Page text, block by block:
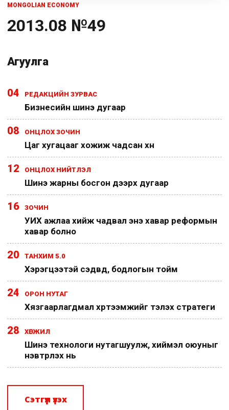
MONGOLIAN ECONOMY
2013.08 №49
Агуулга
04 РЕДАКЦИЙН ЗУРВАС
Бизнесийн шинэ дугаар
08 ОНЦЛОХ ЗОЧИН
Цаг хугацааг хожиж чадсан хүн
12 ОНЦЛОХ НИЙТЛЭЛ
Шинэ жарны босгон дээрх дугаар
16 ЗОЧИН
УИХ ажлаа хийж чадвал энэ хавар реформын
хавар болно
20 ТАНХИМ 5.0
Хэрэгцээтэй сэдвүүд, бодлогын тойм
24 ОРОН НУТАГ
Хязгаарлагдмал хүртээмжийг тэлэх стратеги
28 ХӨГЖИЛ
Шинэ технологи нутагшуулж, хиймэл оюуныг
нэвтрүүлэх нь
Сэтгүүл үзэх